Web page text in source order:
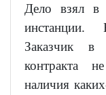
Дело взял в
инстанции.
Заказчик в
контракта
наличия